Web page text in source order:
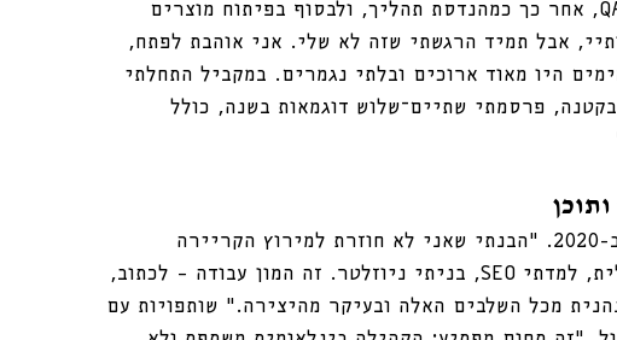
במקביל עבדה בתעשיית המזון, תחילה ב-QA, אחר כך כמהנדסת תהליך, ולבסוף בפיתוח מוצרים
אבל תמיד הרגשתי שזה לא שלי. אני אוהבת לפתח,
היו מאוד ארוכים ובלתי נגמרים. במקביל התחלתי
פרסמתי שתיים־שלוש דוגמאות בשנה, כולל
הפריצה הגדולה הגיעה אחרי לידת בתה, ב-2020. “הבנתי שאני לא חוזרת למירוץ הקריירה
כמנהדסת מזון. פתחתי בלוג, חנות דיגיטלית, למדתי SEO, בניתי ניוזלטר. זה המון עבודה – לכתוב,
מכל השלבים האלה ובעיקר מהיצירה.” שותפויות עם